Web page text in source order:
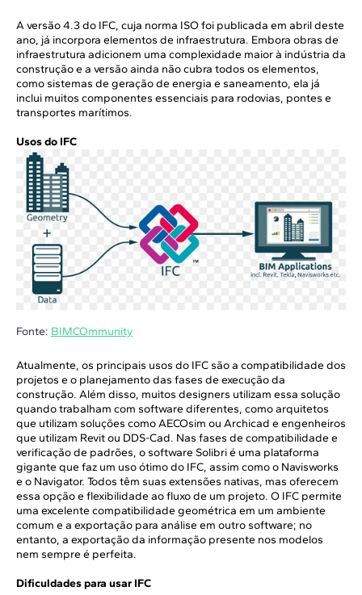
A versão 4.3 do IFC, cuja norma ISO foi publicada em abril deste
ano, já incorpora elementos de infraestrutura. Embora obras de
infraestrutura adicionem uma complexidade maior à indústria da
construção e a versão ainda não cubra todos os elementos,
como sistemas de geração de energia e saneamento, ela já
inclui muitos componentes essenciais para rodovias, pontes e
transportes marítimos.
Usos do IFC
Fonte: BIMCOmmunity
Atualmente, os principais usos do IFC são a compatibilidade dos
projetos e o planejamento das fases de execução da
construção. Além disso, muitos designers utilizam essa solução
quando trabalham com software diferentes, como arquitetos
que utilizam soluções como AECOsim ou Archicad e engenheiros
que utilizam Revit ou DDS-Cad. Nas fases de compatibilidade e
verificação de padrões, o software Solibri é uma plataforma
gigante que faz um uso ótimo do IFC, assim como o Navisworks
e o Navigator. Todos têm suas extensões nativas, mas oferecem
essa opção e flexibilidade ao fluxo de um projeto. O IFC permite
uma excelente compatibilidade geométrica em um ambiente
comum e a exportação para análise em outro software; no
entanto, a exportação da informação presente nos modelos
nem sempre é perfeita.
Dificuldades para usar IFC